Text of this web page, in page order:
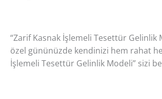
“Zarif Kasnak İşlemeli Tesettür
özel gününüzde kendinizi hem rahat
İşlemeli Tesettür Gelinlik Modeli” sizi